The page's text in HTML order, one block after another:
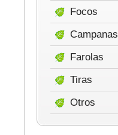
Focos
Campanas
Farolas
Tiras
Otros